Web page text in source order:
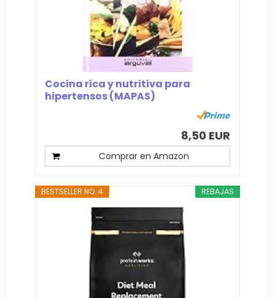
Cocina rica y nutritiva para
hipertensos (MAPAS)
8,50 EUR
Comprar en Amazon
REBAJAS
BESTSELLER NO. 4